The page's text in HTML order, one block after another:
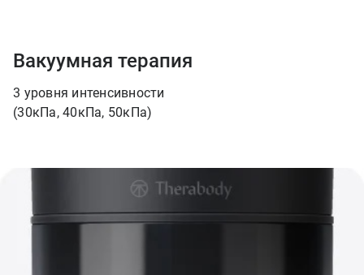
Вакуумная терапия
3 уровня интенсивности
(30кПа, 40кПа, 50кПа)